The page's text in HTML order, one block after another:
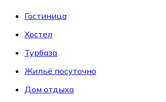
Гостиница
Хостел
Турбаза
Жильё посуточно
Дом отдыха